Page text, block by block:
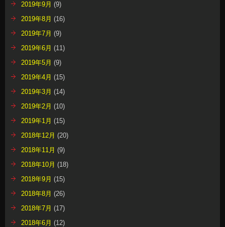
2019年9月 (9)
2019年8月 (16)
2019年7月 (9)
2019年6月 (11)
2019年5月 (9)
2019年4月 (15)
2019年3月 (14)
2019年2月 (10)
2019年1月 (15)
2018年12月 (20)
2018年11月 (9)
2018年10月 (18)
2018年9月 (15)
2018年8月 (26)
2018年7月 (17)
2018年6月 (12)